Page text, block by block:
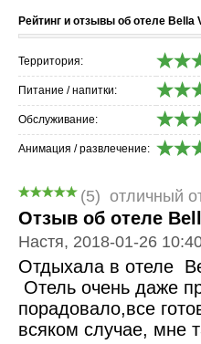
Рейтинг и отзывы об отеле Bella
Территория:
Питание / напитки:
Обслуживание:
Анимация / развлечение:
(5) отличный
Отзыв об отеле
Настя, 2018-01-26
Отдыхала в отеле
Отель очень даже
порадовало,все
всяком случае, мне